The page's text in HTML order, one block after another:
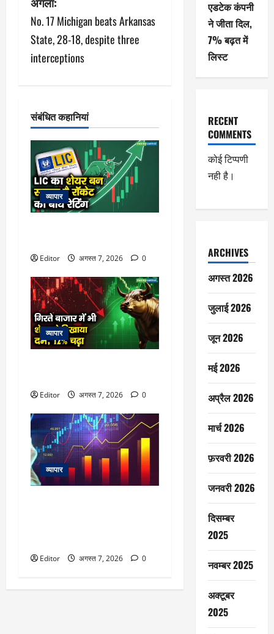
गे
श
न
No. 17 Michigan beats Arkansas
State, 28-18, despite three
interceptions
संबंधित कहानियां
व्यापार
Editor अगस्त 7, 2026 0
व्यापार
Editor अगस्त 7, 2026 0
व्यापार
Editor अगस्त 7, 2026 0
एडटेक कंपनी
ने जीता दिल,
7% बढ़त में
लिस्ट
RECENT
COMMENTS
कोई टिप्पणी
नही है।
ARCHIVES
अगस्त 2026
जुलाई 2026
जून 2026
मई 2026
अप्रैल 2026
मार्च 2026
फ़रवरी 2026
जनवरी 2026
दिसम्बर
2025
नवम्बर 2025
अक्टूबर
2025